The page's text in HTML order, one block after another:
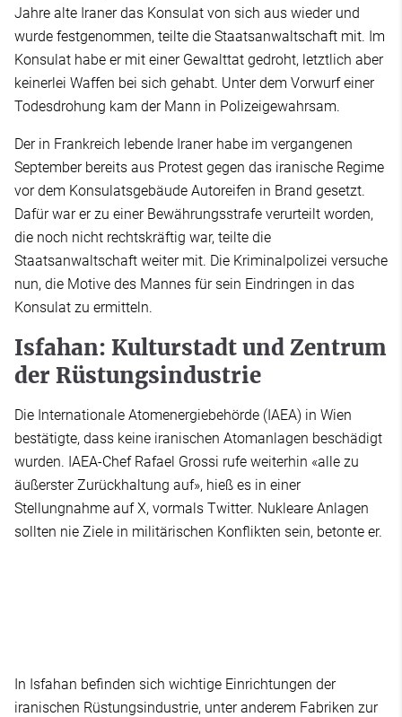
Jahre alte Iraner das Konsulat von sich aus wieder und
wurde festgenommen, teilte die Staatsanwaltschaft mit. Im
Konsulat habe er mit einer Gewalttat gedroht, letztlich aber
keinerlei Waffen bei sich gehabt. Unter dem Vorwurf einer
Todesdrohung kam der Mann in Polizeigewahrsam.
Der in Frankreich lebende Iraner habe im vergangenen
September bereits aus Protest gegen das iranische Regime
vor dem Konsulatsgebäude Autoreifen in Brand gesetzt.
Dafür war er zu einer Bewährungsstrafe verurteilt worden,
die noch nicht rechtskräftig war, teilte die
Staatsanwaltschaft weiter mit. Die Kriminalpolizei versuche
nun, die Motive des Mannes für sein Eindringen in das
Konsulat zu ermitteln.
Isfahan: Kulturstadt und Zentrum
der Rüstungsindustrie
Die Internationale Atomenergiebehörde (IAEA) in Wien
bestätigte, dass keine iranischen Atomanlagen beschädigt
wurden. IAEA-Chef Rafael Grossi rufe weiterhin «alle zu
äußerster Zurückhaltung auf», hieß es in einer
Stellungnahme auf X, vormals Twitter. Nukleare Anlagen
sollten nie Ziele in militärischen Konflikten sein, betonte er.
In Isfahan befinden sich wichtige Einrichtungen der
iranischen Rüstungsindustrie, unter anderem Fabriken zur